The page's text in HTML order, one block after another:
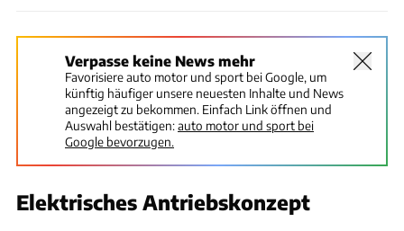
Verpasse keine News mehr
Favorisiere auto motor und sport bei Google, um
künftig häufiger unsere neuesten Inhalte und News
angezeigt zu bekommen. Einfach Link öffnen und
Auswahl bestätigen:auto motor und sport bei
Google bevorzugen.
Elektrisches Antriebskonzept